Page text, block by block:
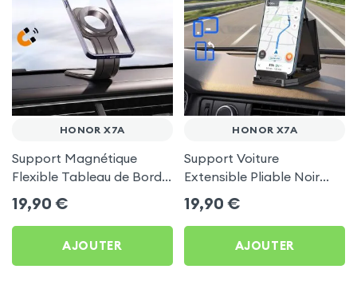
HONOR X7A
Support Magnétique
Flexible Tableau de Bord
et Écran central pour
Honor X7a
19,90 €
AJOUTER
HONOR X7A
Support Voiture
Extensible Pliable Noir
Carbone pour Honor X7a
19,90 €
AJOUTER